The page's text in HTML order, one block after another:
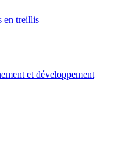
en treillis
et développement